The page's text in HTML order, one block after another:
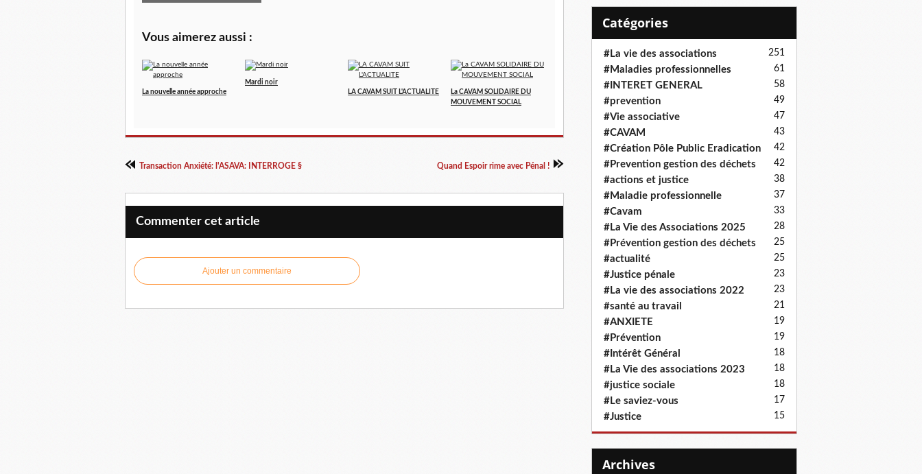
Vous aimerez aussi :
La nouvelle année approche
Mardi noir
LA CAVAM SUIT L'ACTUALITE
La CAVAM SOLIDAIRE DU
MOUVEMENT SOCIAL
Transaction Anxiété: l'ASAVA: INTERROGE § Quand Espoir rime avec Pénal !
Commenter cet article
Ajouter un commentaire
Catégories
#La vie des associations 251
#Maladies professionnelles 61
#INTERET GENERAL 58
#prevention 49
#Vie associative 47
#CAVAM 43
#Création Pôle Public Eradication 42
#Prevention gestion des déchets 42
#actions et justice 38
#Maladie professionnelle 37
#Cavam 33
#La Vie des Associations 2025 28
#Prévention gestion des déchets 25
#actualité 25
#Justice pénale 23
#La vie des associations 2022 23
#santé au travail 21
#ANXIETE 19
#Prévention 19
#Intérêt Général 18
#La Vie des associations 2023 18
#justice sociale 18
#Le saviez-vous 17
#Justice 15
Archives